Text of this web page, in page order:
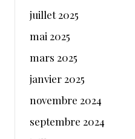
juillet 2025
mai 2025
mars 2025
janvier 2025
novembre 2024
septembre 2024